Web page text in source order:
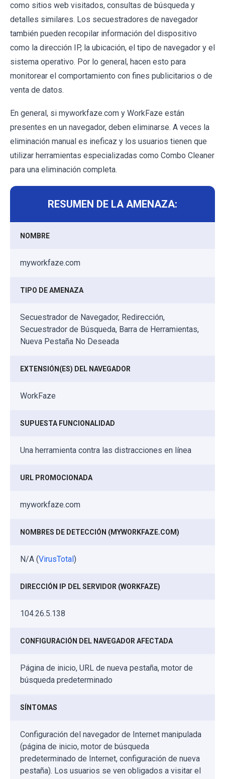
como sitios web visitados, consultas de búsqueda y
detalles similares. Los secuestradores de navegador
también pueden recopilar información del dispositivo
como la dirección IP, la ubicación, el tipo de navegador y el
sistema operativo. Por lo general, hacen esto para
monitorear el comportamiento con fines publicitarios o de
venta de datos.
En general, si myworkfaze.com y WorkFaze están
presentes en un navegador, deben eliminarse. A veces la
eliminación manual es ineficaz y los usuarios tienen que
utilizar herramientas especializadas como Combo Cleaner
para una eliminación completa.
RESUMEN DE LA AMENAZA:
NOMBRE
myworkfaze.com
TIPO DE AMENAZA
Secuestrador de Navegador, Redirección,
Secuestrador de Búsqueda, Barra de Herramientas,
Nueva Pestaña No Deseada
EXTENSIÓN(ES) DEL NAVEGADOR
WorkFaze
SUPUESTA FUNCIONALIDAD
Una herramienta contra las distracciones en línea
URL PROMOCIONADA
myworkfaze.com
NOMBRES DE DETECCIÓN (MYWORKFAZE.COM)
N/A (VirusTotal)
DIRECCIÓN IP DEL SERVIDOR (WORKFAZE)
104.26.5.138
CONFIGURACIÓN DEL NAVEGADOR AFECTADA
Página de inicio, URL de nueva pestaña, motor de
búsqueda predeterminado
SÍNTOMAS
Configuración del navegador de Internet manipulada
(página de inicio, motor de búsqueda
predeterminado de Internet, configuración de nueva
pestaña). Los usuarios se ven obligados a visitar el